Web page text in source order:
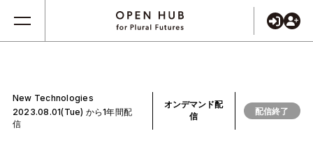
New Technologies
2023.08.01(Tue) から1年間配
信
オンデマンド配
信
配信終了